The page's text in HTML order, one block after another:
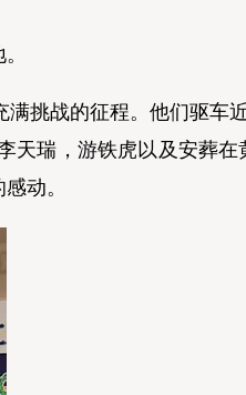
挑战的征程。他们驱车近
天瑞，游铁虎以及安葬在
动。